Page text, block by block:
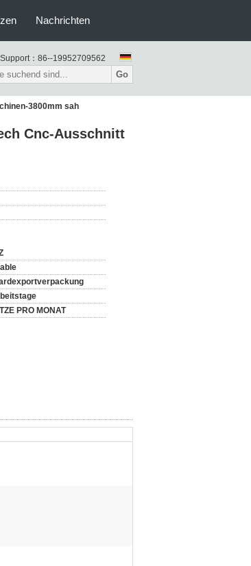
Nachrichten
： 86--19952709562
Go
3800mm sah
Cnc-Ausschnitt
PRO MONAT